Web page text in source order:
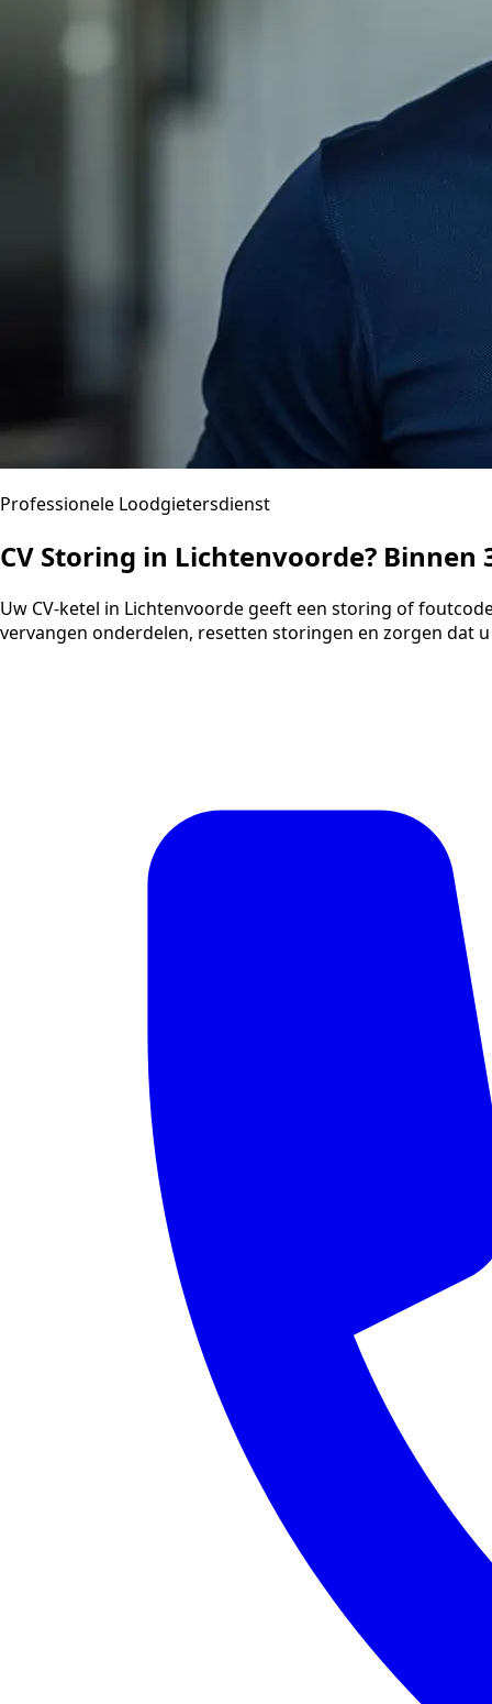
Professionele Loodgietersdienst
CV Storing in Lichtenvoorde?
Uw CV-ketel in Lichtenvoorde geeft een storing of
vervangen onderdelen, resetten storingen en zorgen dat